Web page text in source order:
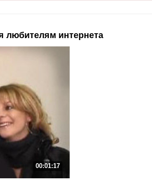
любителям интернета
00:01:17